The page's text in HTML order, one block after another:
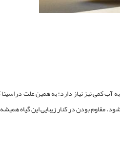
آب کمی نیز نیاز دارد؛ به همین علت
مقاوم بودن در کنار زیبایی این گیاه